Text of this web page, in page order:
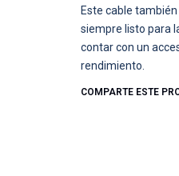
Este cable
siempre listo para
contar con un
rendimiento.
COMPARTE ESTE